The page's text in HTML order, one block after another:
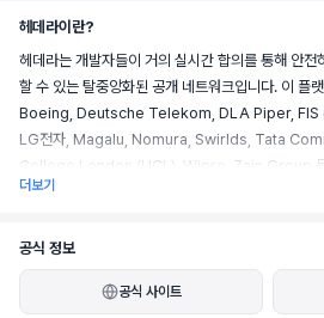
헤데라이란?
헤데라는 개발자들이 거의 실시간 합의를 통해 안
할 수 있는 탈중앙화된 공개 네트워크입니다. 이
Boeing, Deutsche Telekom, DLA Piper, FIS
LG전자, Magalu, Nomura, Swirlds, Tata
College London (UCL), Wipro, Zain Group 등
협의체가 소유하고 운영합니다.
헤데라 합의 서비스(HCS)는 모든 애플리케이션 또
더보기
공식 정보
공식 사이트